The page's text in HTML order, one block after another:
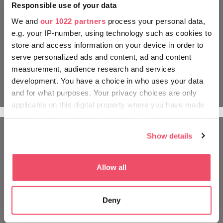
Responsible use of your data
We and our 1022 partners process your personal data,
e.g. your IP-number, using technology such as cookies to
store and access information on your device in order to
serve personalized ads and content, ad and content
measurement, audience research and services
development. You have a choice in who uses your data
and for what purposes. Your privacy choices are only
applicable on this digital property where you have made
If you allow, we would also like to:
which can be accurate to within several meters
Identify your device by actively scanning it for
specific characteristics (fingerprinting)
Show details
Allow all
Deny
PODRÓŻUJ TAK JAK WĘGRZY